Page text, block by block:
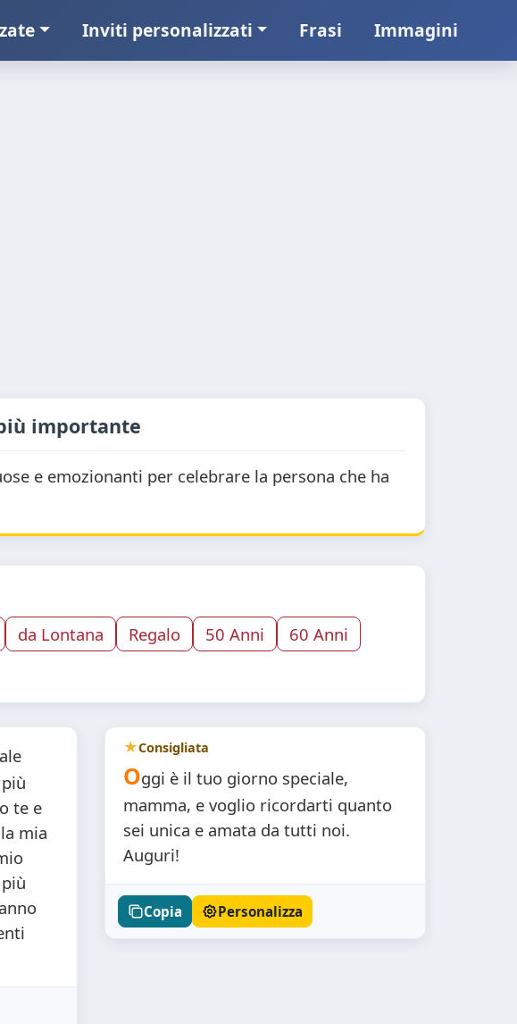
Inviti personalizzati Frasi Immagini
importante
e emozionanti per celebrare la persona che ha
da Lontana Regalo 50 Anni
60 Anni
te e
mia
Consigliata
Oggi è il tuo giorno speciale,
mamma, e voglio ricordarti quanto
sei unica e amata da tutti noi.
Auguri!
Copia Personalizza